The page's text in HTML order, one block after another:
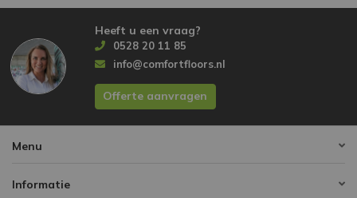
Heeft u een vraag?
0528 20 11 85
info@comfortfloors.nl
Offerte aanvragen
Menu
Informatie